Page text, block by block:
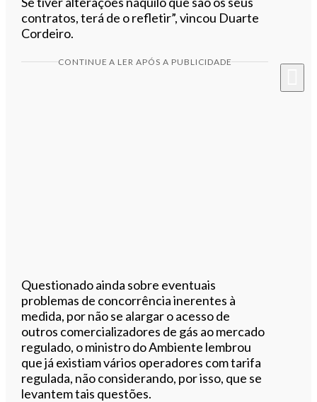
contratos, terá de o refletir”, vincou Duarte
Cordeiro.
CONTINUE A LER APÓS A PUBLICIDADE
Questionado ainda sobre eventuais
problemas de concorrência inerentes à
medida, por não se alargar o acesso de
outros comercializadores de gás ao mercado
regulado, o ministro do Ambiente lembrou
que já existiam vários operadores com tarifa
regulada, não considerando, por isso, que se
levantem tais questões.